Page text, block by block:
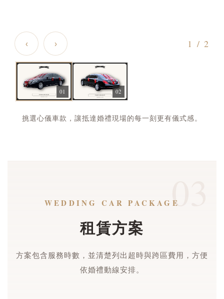
‹
01 02
› 1 / 2
挑選心儀車款，讓抵達婚禮現場的每一刻更有儀式感。
03
WEDDING CAR PACKAGE
租賃方案
方案包含服務時數，並清楚列出超時與跨區費用，方便
依婚禮動線安排。